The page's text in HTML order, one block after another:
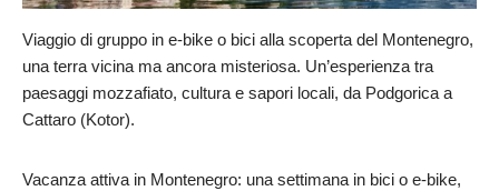
Viaggio di gruppo in e-bike o bici alla scoperta del Montenegro,
una terra vicina ma ancora misteriosa. Un’esperienza tra
paesaggi mozzafiato, cultura e sapori locali, da Podgorica a
Cattaro (Kotor).
Vacanza attiva in Montenegro: una settimana in bici o e-bike,